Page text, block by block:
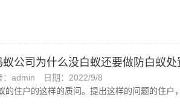
公司为什么没白蚁还要做防白蚁处
：admin
日期：2022/9/8
的住户的这样的质问。提出这样的问题的住